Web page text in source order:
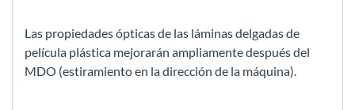
Las propiedades ópticas de las láminas delgadas de
película plástica mejorarán ampliamente después del
MDO (estiramiento en la dirección de la máquina).